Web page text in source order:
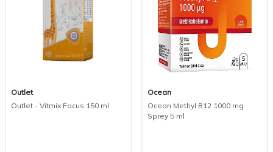
Outlet
Outlet - Vitmix Focus 150 ml
Ocean
Ocean Methyl B12 1000 mg
Sprey 5 ml